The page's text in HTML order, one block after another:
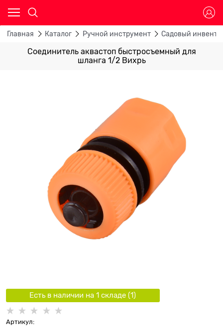
Главная Каталог Ручной инструмент Садовый
Соединитель аквастоп быстросъемный для
шланга 1/2 Вихрь
Есть в наличии на 1 складe (1)
Артикул: